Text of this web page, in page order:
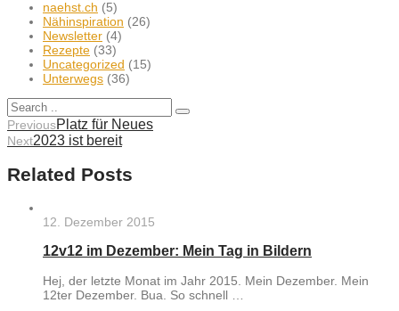
naehst.ch (5)
Nähinspiration (26)
Newsletter (4)
Rezepte (33)
Uncategorized (15)
Unterwegs (36)
PreviousPlatz für Neues
Next2023 ist bereit
Related Posts
12. Dezember 2015
12v12 im Dezember: Mein Tag in Bildern
Hej, der letzte Monat im Jahr 2015. Mein Dezember. Mein
12ter Dezember. Bua. So schnell …